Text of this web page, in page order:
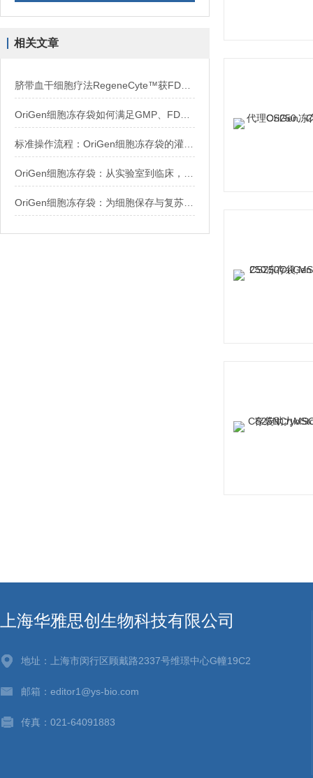
相关文章
上海华雅思创生物科技有限公司
地址：上海市闵行区顾戴路2337号维璟中心G幢19C2
邮箱：editor1@ys-bio.com
传真：021-64091883